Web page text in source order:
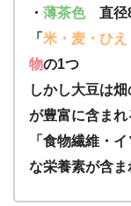
・ 薄茶色直径8
「 米・麦・ひえ
物の1つ
しかし大豆は
が豊富に含まれ
「食物繊維・
な栄養素が含ま